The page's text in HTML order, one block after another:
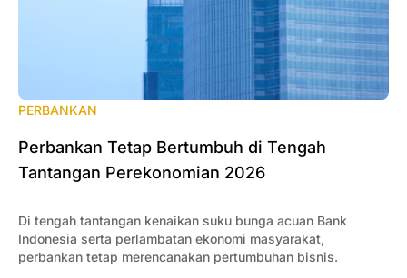
PERBANKAN
Perbankan Tetap Bertumbuh di Tengah
Tantangan Perekonomian 2026
Di tengah tantangan kenaikan suku bunga acuan Bank
Indonesia serta perlambatan ekonomi masyarakat,
perbankan tetap merencanakan pertumbuhan bisnis.